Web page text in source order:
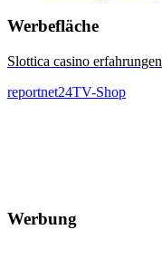
Werbefläche
Slottica casino erfahrungen
reportnet24TV-Shop
Werbung